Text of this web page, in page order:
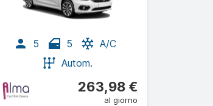
5 5
A/C
Autom.
263,98 €
al giorno